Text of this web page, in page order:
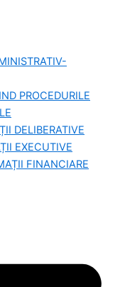
PROCEDURILE
DELIBERATIVE
EXECUTIVE
FINANCIARE